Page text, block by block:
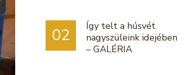
02
Így telt a húsvét
nagyszüleink idejében
– GALÉRIA